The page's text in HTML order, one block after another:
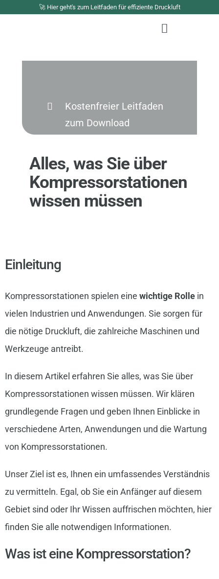
🚀 Hier geht's zum Leitfaden für effiziente Druckluft
Toggle
Unternehmen
Kostenfreier Leitfaden
zum Download
Alles, was Sie über
Kompressorstationen
wissen müssen
Einleitung
Kompressorstationen spielen eine wichtige Rollein
vielen Industrien und Anwendungen. Sie sorgen für
die nötige Druckluft, die zahlreiche Maschinen und
Werkzeuge antreibt.
In diesem Artikel erfahren Sie alles, was Sie über
Kompressorstationen wissen müssen. Wir klären
grundlegende Fragen und geben Ihnen Einblicke in
verschiedene Arten, Anwendungen und die Wartung
von Kompressorstationen.
Unser Ziel ist es, Ihnen ein umfassendes Verständnis
zu vermitteln. Egal, ob Sie ein Anfänger auf diesem
Gebiet sind oder Ihr Wissen auffrischen möchten, hier
finden Sie alle notwendigen Informationen.
Was ist eine Kompressorstation?